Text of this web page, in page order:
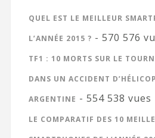
QUEL EST LE MEILLEUR
L’ANNÉE 2015 ? - 570 576
TF1 : 10 MORTS SUR LE
DANS UN ACCIDENT
ARGENTINE - 554 538 vues
LE COMPARATIF DES 10